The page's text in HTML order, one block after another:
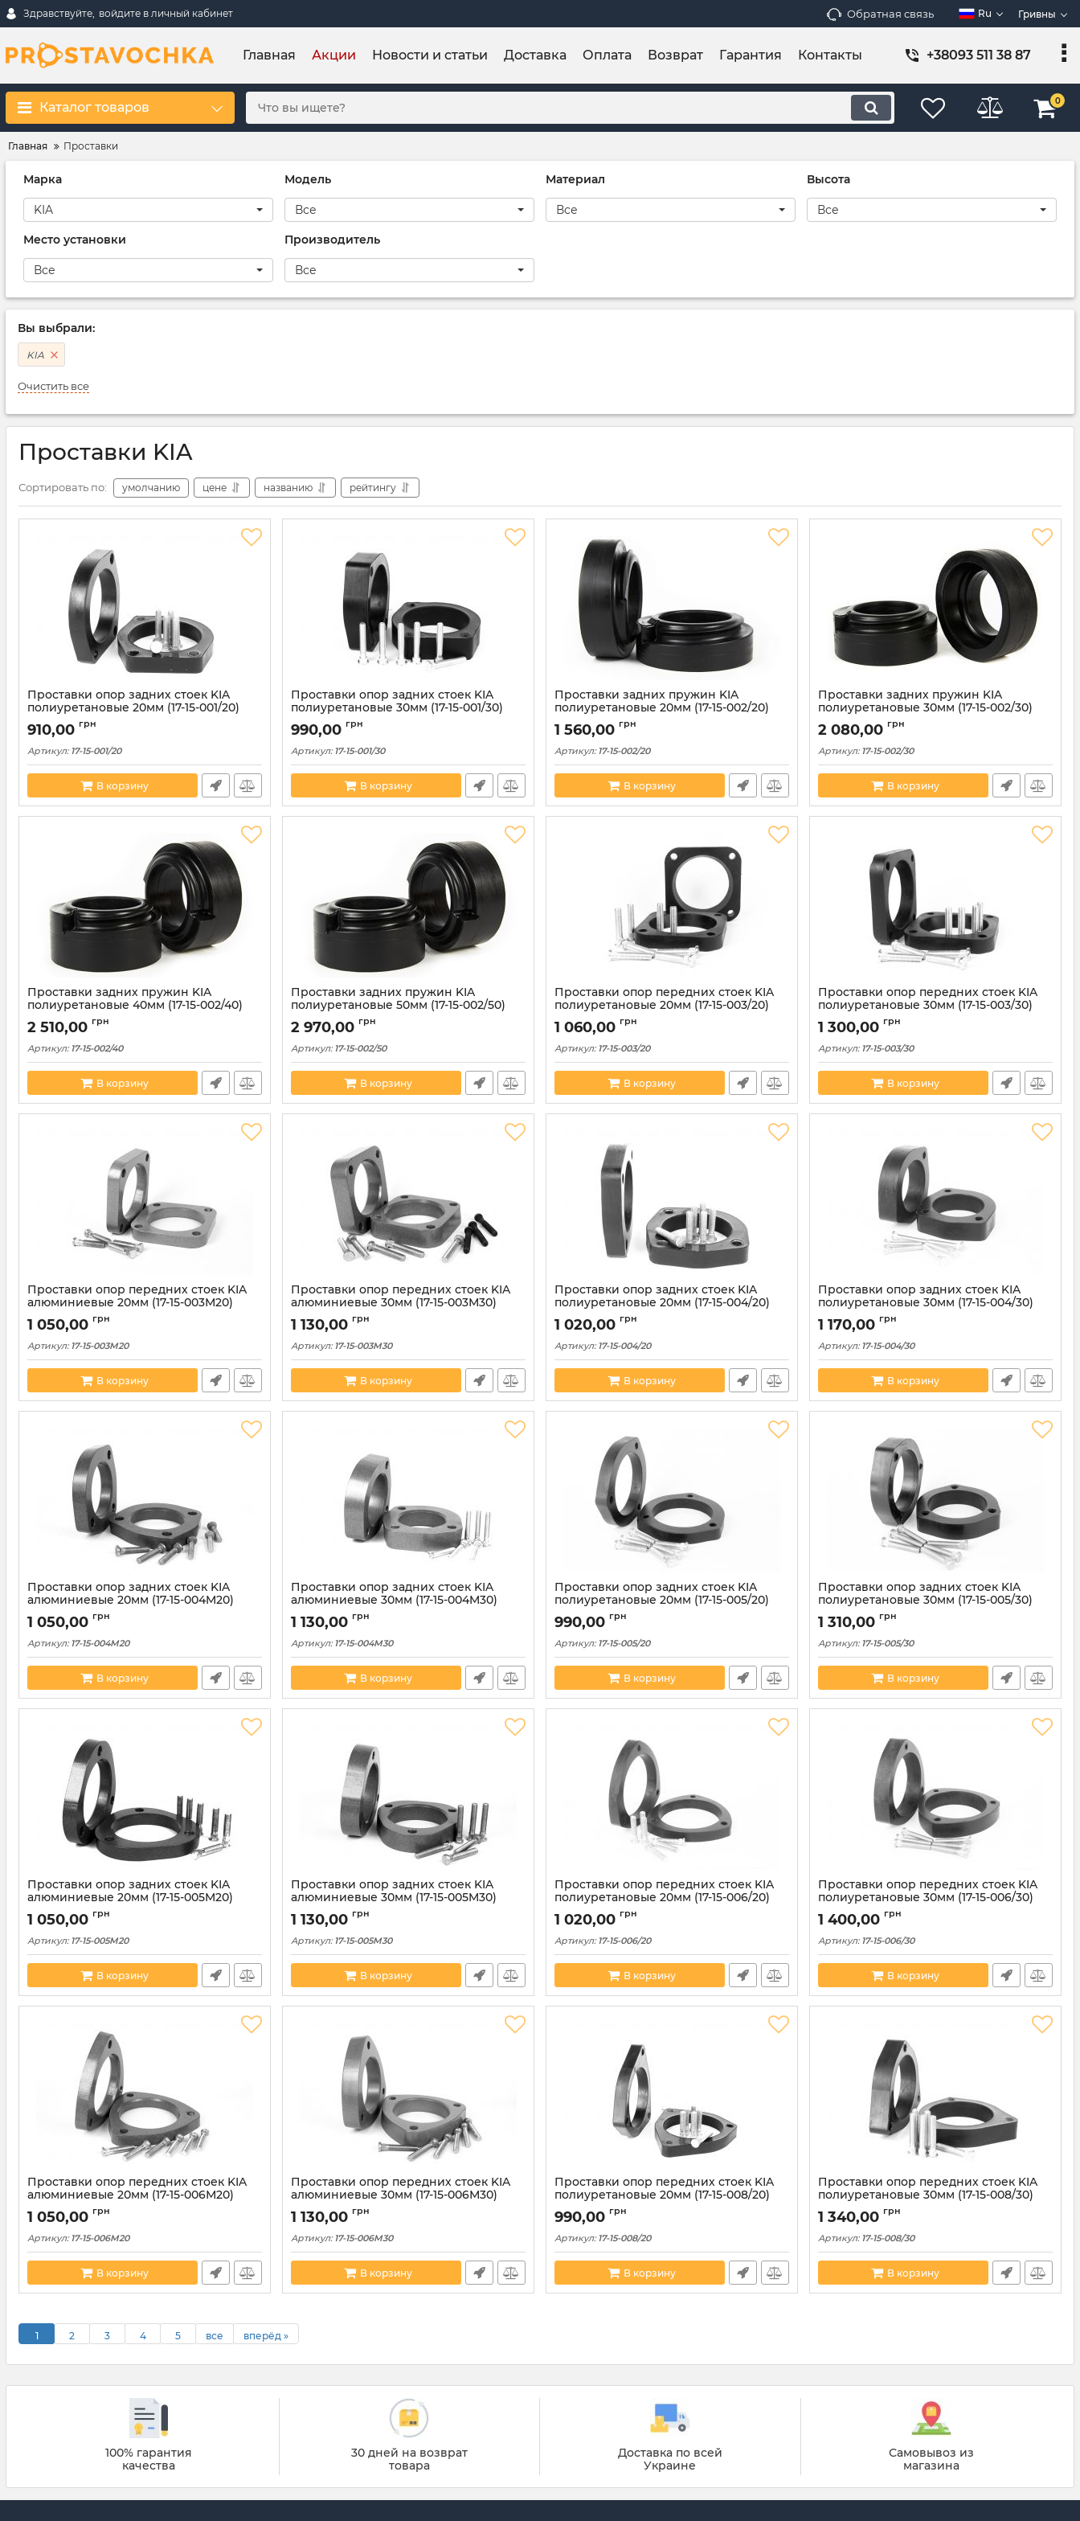
Здравствуйте, войдите в личный кабинет Обратная связь Ru Гривны
Главная Акции Новости и статьи Доставка Оплата Возврат Гарантия Контакты +38093 511 38 87
Каталог товаров 0
Главная Проставки
Марка
KIA
Модель
Все
Материал
Все
Высота
Все
Место установки
Все
Производитель
Все
Вы выбрали:
KIA
Очистить все
Проставки KIA
Сортировать по: умолчанию цене названию рейтингу
Проставки опор задних стоек KIA
полиуретановые 20мм (17-15-001/20)
910,00 грн
Артикул: 17-15-001/20
В корзину
Проставки опор задних стоек KIA
полиуретановые 30мм (17-15-001/30)
990,00 грн
Артикул: 17-15-001/30
В корзину
Проставки задних пружин KIA
полиуретановые 20мм (17-15-002/20)
1 560,00 грн
Артикул: 17-15-002/20
В корзину
Проставки задних пружин KIA
полиуретановые 30мм (17-15-002/30)
2 080,00 грн
Артикул: 17-15-002/30
В корзину
Проставки задних пружин KIA
полиуретановые 40мм (17-15-002/40)
2 510,00 грн
Артикул: 17-15-002/40
В корзину
Проставки задних пружин KIA
полиуретановые 50мм (17-15-002/50)
2 970,00 грн
Артикул: 17-15-002/50
В корзину
Проставки опор передних стоек KIA
полиуретановые 20мм (17-15-003/20)
1 060,00 грн
Артикул: 17-15-003/20
В корзину
Проставки опор передних стоек KIA
полиуретановые 30мм (17-15-003/30)
1 300,00 грн
Артикул: 17-15-003/30
В корзину
Проставки опор передних стоек KIA
алюминиевые 20мм (17-15-003М20)
1 050,00 грн
Артикул: 17-15-003M20
В корзину
Проставки опор передних стоек KIA
алюминиевые 30мм (17-15-003М30)
1 130,00 грн
Артикул: 17-15-003M30
В корзину
Проставки опор задних стоек KIA
полиуретановые 20мм (17-15-004/20)
1 020,00 грн
Артикул: 17-15-004/20
В корзину
Проставки опор задних стоек KIA
полиуретановые 30мм (17-15-004/30)
1 170,00 грн
Артикул: 17-15-004/30
В корзину
Проставки опор задних стоек KIA
алюминиевые 20мм (17-15-004M20)
1 050,00 грн
Артикул: 17-15-004M20
В корзину
Проставки опор задних стоек KIA
алюминиевые 30мм (17-15-004M30)
1 130,00 грн
Артикул: 17-15-004M30
В корзину
Проставки опор задних стоек KIA
полиуретановые 20мм (17-15-005/20)
990,00 грн
Артикул: 17-15-005/20
В корзину
Проставки опор задних стоек KIA
полиуретановые 30мм (17-15-005/30)
1 310,00 грн
Артикул: 17-15-005/30
В корзину
Проставки опор задних стоек KIA
алюминиевые 20мм (17-15-005M20)
1 050,00 грн
Артикул: 17-15-005M20
В корзину
Проставки опор задних стоек KIA
алюминиевые 30мм (17-15-005M30)
1 130,00 грн
Артикул: 17-15-005M30
В корзину
Проставки опор передних стоек KIA
полиуретановые 20мм (17-15-006/20)
1 020,00 грн
Артикул: 17-15-006/20
В корзину
Проставки опор передних стоек KIA
полиуретановые 30мм (17-15-006/30)
1 400,00 грн
Артикул: 17-15-006/30
В корзину
Проставки опор передних стоек KIA
алюминиевые 20мм (17-15-006М20)
1 050,00 грн
Артикул: 17-15-006M20
В корзину
Проставки опор передних стоек KIA
алюминиевые 30мм (17-15-006М30)
1 130,00 грн
Артикул: 17-15-006M30
В корзину
Проставки опор передних стоек KIA
полиуретановые 20мм (17-15-008/20)
990,00 грн
Артикул: 17-15-008/20
В корзину
Проставки опор передних стоек KIA
полиуретановые 30мм (17-15-008/30)
1 340,00 грн
Артикул: 17-15-008/30
В корзину
1 2 3 4 5 все вперёд »
100% гарантия
качества
30 дней на возврат
товара
Доставка по всей
Украине
Самовывоз из
магазина